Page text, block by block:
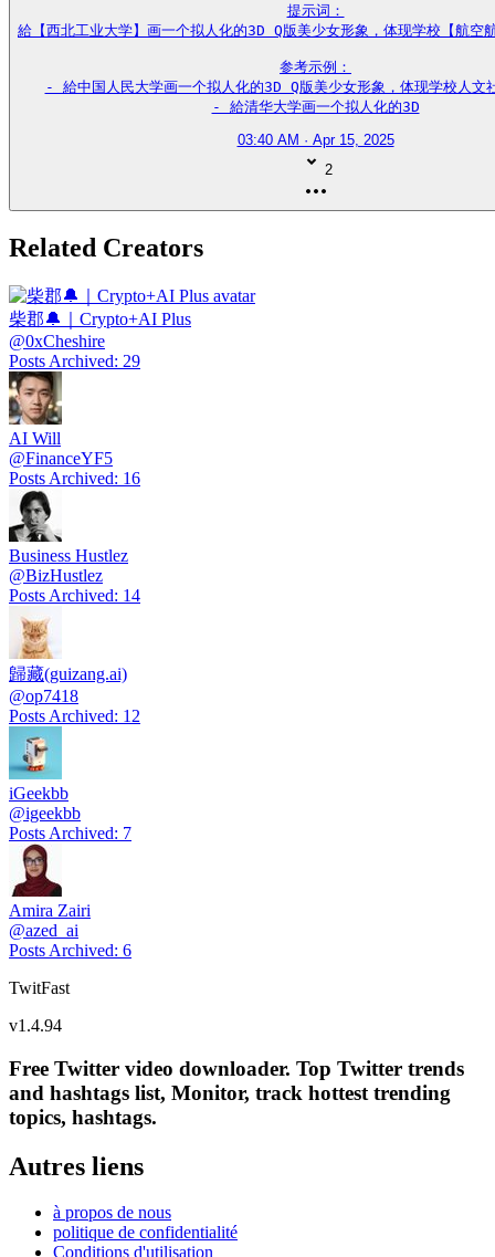
提示词：
給【西北工业大学】画一个拟人化的3D Q版美少女形象，体现学校【航空
参考示例：
- 給中国人民大学画一个拟人化的3D Q版美少女形象，体现学校人文
- 給清华大学画一个拟人化的3D
03:40 AM · Apr 15, 2025
2
Related Creators
柴郡🔔｜Crypto+AI Plus
@0xCheshire
Posts Archived: 29
AI Will
@FinanceYF5
Posts Archived: 16
Business Hustlez
@BizHustlez
Posts Archived: 14
歸藏(guizang.ai)
@op7418
Posts Archived: 12
iGeekbb
@igeekbb
Posts Archived: 7
Amira Zairi
@azed_ai
Posts Archived: 6
TwitFast
v1.4.94
Free Twitter video downloader. Top Twitter trends
and hashtags list, Monitor, track hottest trending
topics, hashtags.
Autres liens
à propos de nous
politique de confidentialité
Conditions d'utilisation